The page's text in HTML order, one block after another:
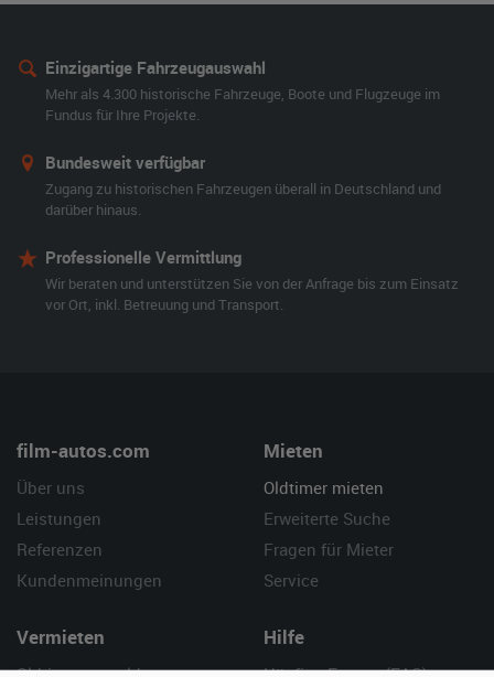
Einzigartige Fahrzeugauswahl
Mehr als 4.300 historische Fahrzeuge, Boote und Flugzeuge im
Fundus für Ihre Projekte.
Bundesweit verfügbar
Zugang zu historischen Fahrzeugen überall in Deutschland und
darüber hinaus.
Professionelle Vermittlung
Wir beraten und unterstützen Sie von der Anfrage bis zum Einsatz
vor Ort, inkl. Betreuung und Transport.
film-autos.com
Über uns
Leistungen
Referenzen
Kundenmeinungen
Mieten
Oldtimer mieten
Erweiterte Suche
Fragen für Mieter
Service
Vermieten Hilfe